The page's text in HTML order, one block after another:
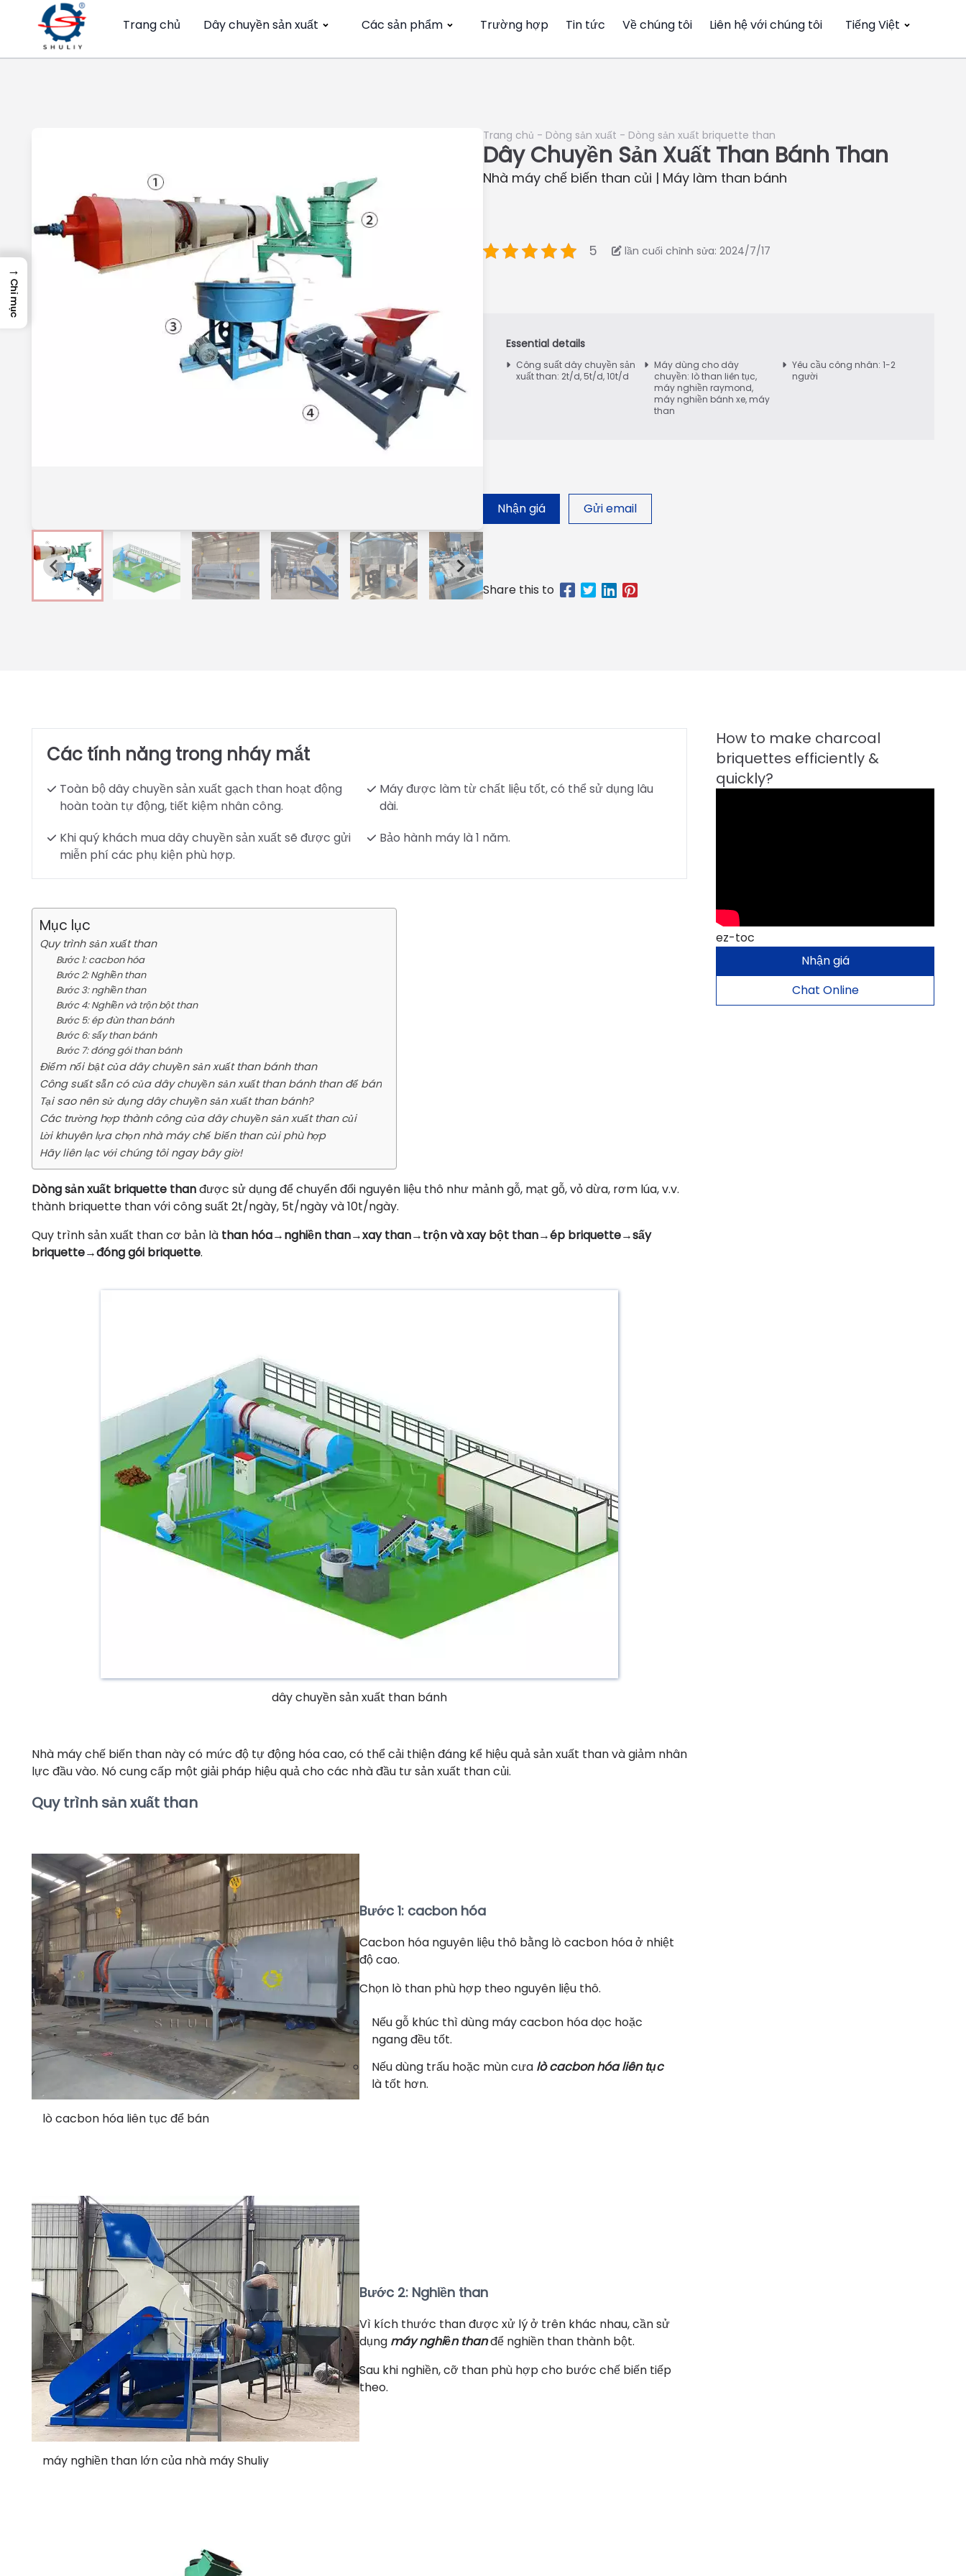
Trang chủ Dây chuyền sản xuất Các sản phẩm Trường hợp Tin tức Về chúng tôi Liên hệ với chúng tôi Tiếng Việt
Trang chủ - Dòng sản xuất - Dòng sản xuất briquette than
Dây Chuyền Sản Xuất Than Bánh Than
Nhà máy chế biến than củi | Máy làm than bánh
5 lần cuối chỉnh sửa: 2024/7/17
Công suất dây chuyền sản
xuất than: 2t/d, 5t/d, 10t/d
Máy dùng cho dây
chuyền: lò than liên tục,
máy nghiền raymond,
máy nghiền bánh xe, máy
than
Yêu cầu công nhân: 1-2
người
Nhận giá Gửi email
Các tính năng trong nháy mắt
Toàn bộ dây chuyền sản xuất gạch than hoạt động
hoàn toàn tự động, tiết kiệm nhân công.
Máy được làm từ chất liệu tốt, có thể sử dụng lâu
dài.
Khi quý khách mua dây chuyền sản xuất sẽ được gửi
miễn phí các phụ kiện phù hợp.
Bảo hành máy là 1 năm.
Mục lục
Quy trình sản xuất than
Bước 1: cacbon hóa
Bước 2: Nghiền than
Bước 3: nghiền than
Bước 4: Nghiền và trộn bột than
Bước 5: ép đùn than bánh
Bước 6: sấy than bánh
Bước 7: đóng gói than bánh
Điểm nổi bật của dây chuyền sản xuất than bánh than
Công suất sẵn có của dây chuyền sản xuất than bánh than để bán
Tại sao nên sử dụng dây chuyền sản xuất than bánh?
Các trường hợp thành công của dây chuyền sản xuất than củi
Lời khuyên lựa chọn nhà máy chế biến than củi phù hợp
Hãy liên lạc với chúng tôi ngay bây giờ!
Dòng sản xuất briquette thanđược sử dụng để chuyển đổi nguyên liệu thô như mảnh gỗ, mạt gỗ, vỏ dừa, rơm lúa, v.v.
thành briquette than với công suất 2t/ngày, 5t/ngày và 10t/ngày.
Quy trình sản xuất than cơ bản là than hóa→nghiền than→xay than→trộn và xay bột than→ép briquette→sấy
briquette→đóng gói briquette.
dây chuyền sản xuất than bánh
Nhà máy chế biến than này có mức độ tự động hóa cao, có thể cải thiện đáng kể hiệu quả sản xuất than và giảm nhân
lực đầu vào. Nó cung cấp một giải pháp hiệu quả cho các nhà đầu tư sản xuất than củi.
Quy trình sản xuất than
lò cacbon hóa liên tục để bán
Bước 1: cacbon hóa
Cacbon hóa nguyên liệu thô bằng lò cacbon hóa ở nhiệt
độ cao.
Chọn lò than phù hợp theo nguyên liệu thô.
Nếu gỗ khúc thì dùng máy cacbon hóa dọc hoặc
ngang đều tốt.
Nếu dùng trấu hoặc mùn cưa lò cacbon hóa liên tục
là tốt hơn.
máy nghiền than lớn của nhà máy Shuliy
Bước 2: Nghiền than
Vì kích thước than được xử lý ở trên khác nhau, cần sử
dụng máy nghiền thanđể nghiền than thành bột.
Sau khi nghiền, cỡ than phù hợp cho bước chế biến tiếp
theo.
ez-toc
Nhận giá
Chat Online
→
Chỉ mục